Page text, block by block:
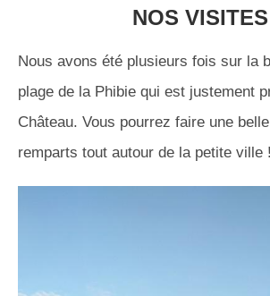
NOS VISITES
Nous avons été plusieurs fois sur la
plage de la Phibie qui est justement
Château. Vous pourrez faire une
remparts tout autour de la petite ville !